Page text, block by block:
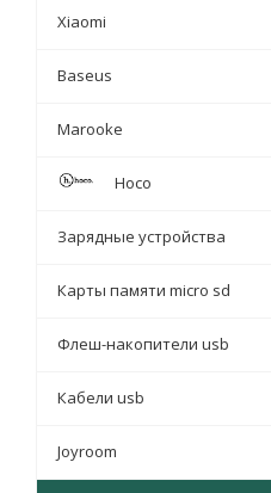
Xiaomi
Baseus
Marooke
Hoco
Зарядные устройства
Карты памяти micro sd
Флеш-накопители usb
Кабели usb
Joyroom